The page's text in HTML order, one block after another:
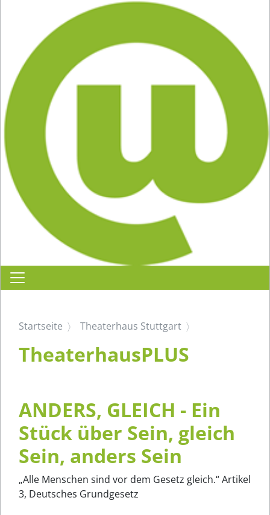
Startseite Theaterhaus Stuttgart
TheaterhausPLUS
ANDERS, GLEICH - Ein
Stück über Sein, gleich
Sein, anders Sein
„Alle Menschen sind vor dem Gesetz gleich.“ Artikel
3, Deutsches Grundgesetz